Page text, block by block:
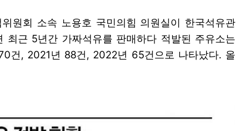
원회 소속 노용호 국민의힘 의원실이 한국석유관
최근 5년간 가짜석유를 판매하다 적발된 주유소는
건, 2021년 88건, 2022년 65건으로 나타났다. 올